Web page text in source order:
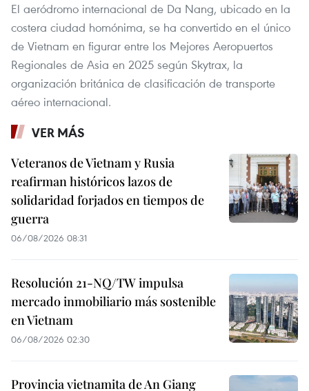
El aeródromo internacional de Da Nang, ubicado en la
costera ciudad homónima, se ha convertido en el único
de Vietnam en figurar entre los Mejores Aeropuertos
Regionales de Asia en 2025 según Skytrax, la
organización británica de clasificación de transporte
aéreo internacional.
VER MÁS
Veteranos de Vietnam y Rusia
reafirman históricos lazos de
solidaridad forjados en tiempos de
guerra
06/08/2026 08:31
Resolución 21-NQ/TW impulsa
mercado inmobiliario más sostenible
en Vietnam
06/08/2026 02:30
Provincia vietnamita de An Giang